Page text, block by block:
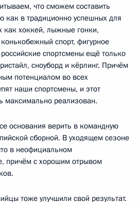
что сможем составить
как в традиционно успешных для
как хоккей, лыжные гонки,
спорт, фигурное
спортсмены ещё только
сноуборд и кёрлинг. Причём
потенциалом во всех
наши спортсмены, и этот
максимально реализован.
основания верить в командную
сборной. В уходящем сезоне
в неофициальном
причём с хорошим отрывом
тоже улучшили свой результат.